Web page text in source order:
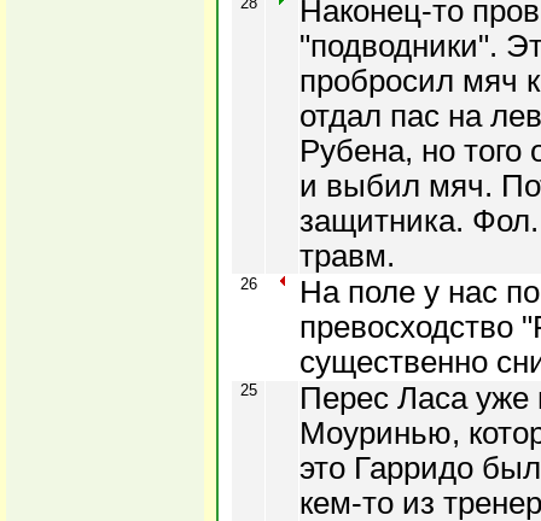
Наконец-то
"подводники".
пробросил мяч
отдал пас на
Рубена, но
и выбил мяч.
защитника.
травм.
26
На поле у нас
превосходство
существенно
25
Перес Ласа уже
Моуринью,
это Гарридо
кем-то из